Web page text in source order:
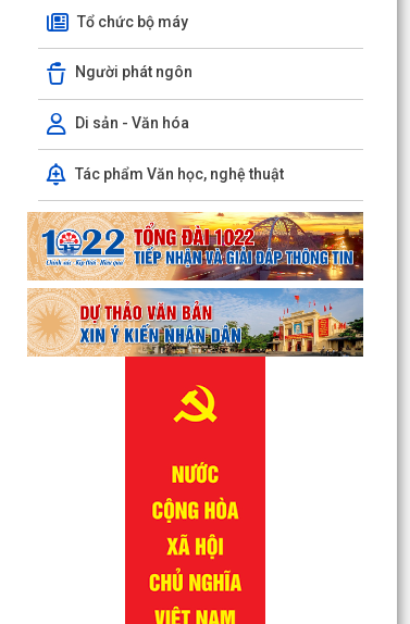
Tổ chức bộ máy
Người phát ngôn
Di sản - Văn hóa
Tác phẩm Văn học, nghệ thuật
QUYẾT ĐỊNH Về việc công bố danh mục thủ tục
hành chính được sửa đổi, bổ sung lĩnh vực
QUYẾT ĐỊNH Về việc công bố danh mục thủ tục
hành chính được sửa đổi, bổ sung lĩnh vực
QUYẾT ĐỊNH Về việc công bố danh mục thủ tục
hành chính được sửa đổi, bổ sung, bị bãi bỏ lĩnh